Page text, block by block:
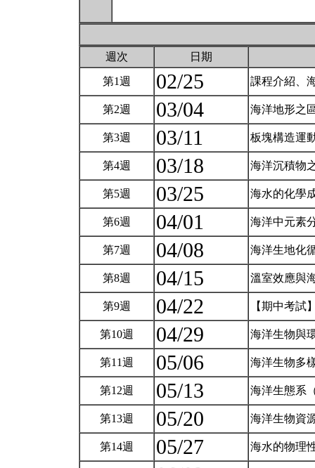
週次 日期
第1週 02/25 課程介紹、
第2週 03/04 海洋地形之
第3週 03/11 板塊構造運
第4週 03/18 海洋沉積物
第5週 03/25 海水的化學
第6週 04/01 海洋中元素
第7週 04/08 海洋生地化
第8週 04/15 溫室效應與
第9週 04/22 【期中考試
第10週 04/29 海洋生物與
第11週 05/06 海洋生物多
第12週 05/13 海洋生態系
第13週 05/20 海洋生物資
第14週 05/27 海水的物理